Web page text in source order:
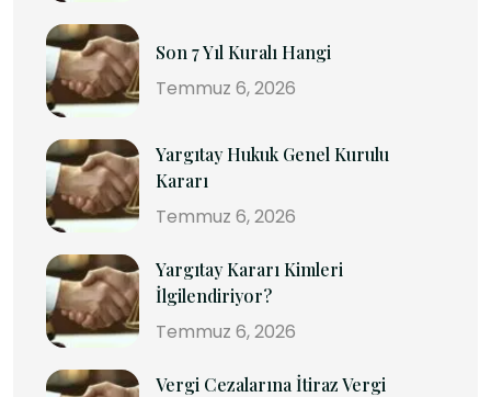
Son 7 Yıl Kuralı Hangi
Temmuz 6, 2026
Yargıtay Hukuk Genel Kurulu
Kararı
Temmuz 6, 2026
Yargıtay Kararı Kimleri
İlgilendiriyor?
Temmuz 6, 2026
Vergi Cezalarına İtiraz Vergi